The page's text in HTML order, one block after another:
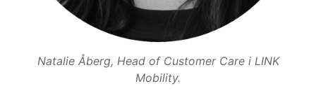
Natalie Åberg, Head of Customer Care i LINK
Mobility.